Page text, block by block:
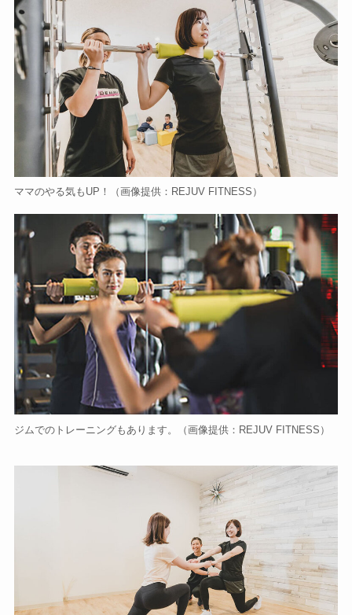
ママのやる気もUP！（画像提供：REJUV FITNESS）
ジムでのトレーニングもあります。（画像提供：REJUV FITNESS）